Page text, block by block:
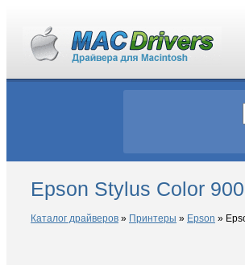
Epson Stylus Color
Каталог драйверов » Принтеры » Epson »